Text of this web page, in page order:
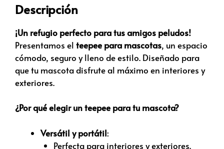
Descripción
¡Un refugio perfecto para tus amigos peludos!
Presentamos el teepee para mascotas, un espacio
cómodo, seguro y lleno de estilo. Diseñado para
que tu mascota disfrute al máximo en interiores y
exteriores.
¿Por qué elegir un teepee para tu mascota?
Versátil y portátil:
Perfecta para interiores y exteriores.